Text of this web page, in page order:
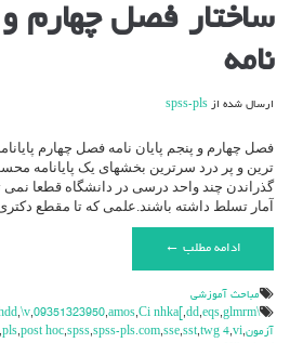
ساختار
فصل
پایان
ساختار فصل چهارم و
نامه
ارسال شده از spss-pls
فصل چهارم و پنجم پایان نامه فصل چهارم
ترین و پر درد سرترین بخشهای یک پایانامه
گذراندن چند واحد درسی در دانشگاه قطعا نمی
آمار تسلط داشته باشند.علمی که تا مقطع
ادامه مطلب ←
مباحث آموزشي
\hdhdd
,\v,09351323950,amos,Ci nhka[ ,dd,eqs,glmrm
آزمون,
,pls,post hoc,spss,spss-pls.com,sse,sst,twg 4,vi